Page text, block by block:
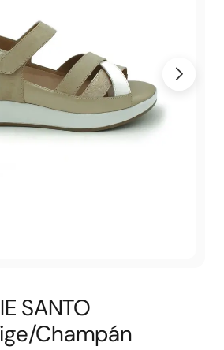
SANTO
Champán